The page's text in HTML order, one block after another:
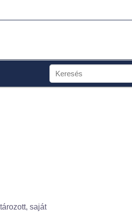
Keresés
következőre:
saját